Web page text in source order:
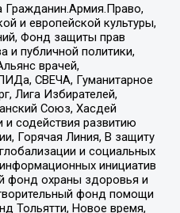
Гражданин.Армия.Право,
и европейской культуры,
Фонд защиты прав
и публичной политики,
врачей,
СВЕЧА, Гуманитарное
Лига Избирателей,
Союз, Хасдей
содействия развитию
Горячая Линия, В защиту
и социальных
инициатив
фонд охраны здоровья и
фонд помощи
Тольятти, Новое время,